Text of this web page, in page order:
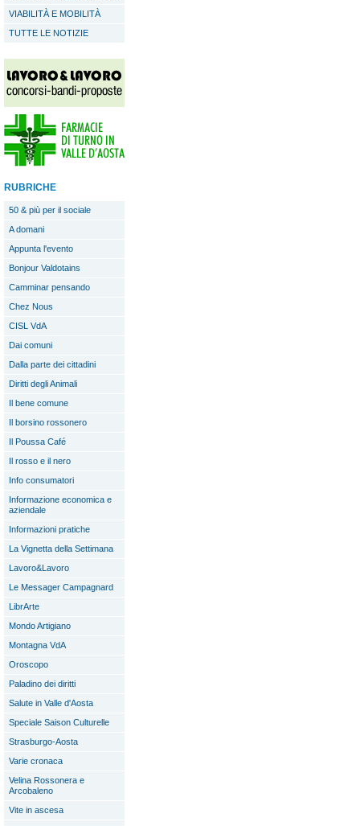
VIABILITÀ E MOBILITÀ
TUTTE LE NOTIZIE
RUBRICHE
50 & più per il sociale
A domani
Appunta l'evento
Bonjour Valdotains
Camminar pensando
Chez Nous
CISL VdA
Dai comuni
Dalla parte dei cittadini
Diritti degli Animali
Il bene comune
Il borsino rossonero
Il Poussa Café
Il rosso e il nero
Info consumatori
Informazione economica e
aziendale
Informazioni pratiche
La Vignetta della Settimana
Lavoro&Lavoro
Le Messager Campagnard
LibrArte
Mondo Artigiano
Montagna VdA
Oroscopo
Paladino dei diritti
Salute in Valle d'Aosta
Speciale Saison Culturelle
Strasburgo-Aosta
Varie cronaca
Velina Rossonera e
Arcobaleno
Vite in ascesa